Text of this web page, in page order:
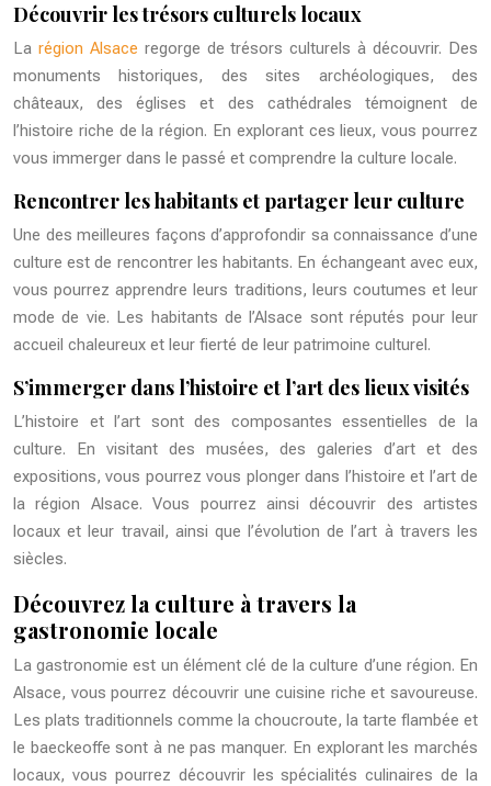
Découvrir les trésors culturels locaux
La région Alsace regorge de trésors culturels à découvrir. Des
monuments historiques, des sites archéologiques, des
châteaux, des églises et des cathédrales témoignent de
l’histoire riche de la région. En explorant ces lieux, vous pourrez
vous immerger dans le passé et comprendre la culture locale.
Rencontrer les habitants et partager leur culture
Une des meilleures façons d’approfondir sa connaissance d’une
culture est de rencontrer les habitants. En échangeant avec eux,
vous pourrez apprendre leurs traditions, leurs coutumes et leur
mode de vie. Les habitants de l’Alsace sont réputés pour leur
accueil chaleureux et leur fierté de leur patrimoine culturel.
S’immerger dans l’histoire et l’art des lieux visités
L’histoire et l’art sont des composantes essentielles de la
culture. En visitant des musées, des galeries d’art et des
expositions, vous pourrez vous plonger dans l’histoire et l’art de
la région Alsace. Vous pourrez ainsi découvrir des artistes
locaux et leur travail, ainsi que l’évolution de l’art à travers les
siècles.
Découvrez la culture à travers la
gastronomie locale
La gastronomie est un élément clé de la culture d’une région. En
Alsace, vous pourrez découvrir une cuisine riche et savoureuse.
Les plats traditionnels comme la choucroute, la tarte flambée et
le baeckeoffe sont à ne pas manquer. En explorant les marchés
locaux, vous pourrez découvrir les spécialités culinaires de la